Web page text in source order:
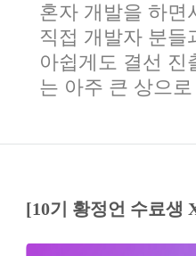
혼자 개발을 하면
직접 개발자 분들
아쉽게도 결선 진
는 아주 큰 상으
[10기 황정언 수료생